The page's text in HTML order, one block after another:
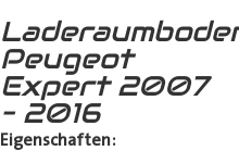
Peugeot
Expert 2007
– 2016
Eigenschaften: